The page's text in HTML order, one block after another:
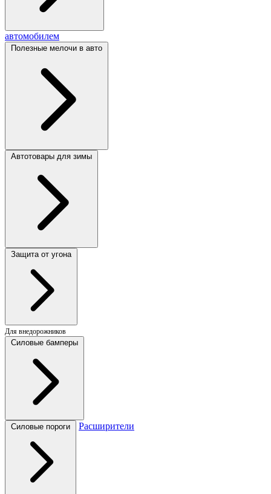
автомобилем
Полезные мелочи в авто
Автотовары для зимы
Защита от угона
Для внедорожников
Силовые бамперы
Силовые пороги Расширители